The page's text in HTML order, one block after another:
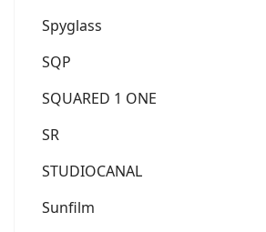
Spyglass
SQP
SQUARED 1 ONE
SR
STUDIOCANAL
Sunfilm